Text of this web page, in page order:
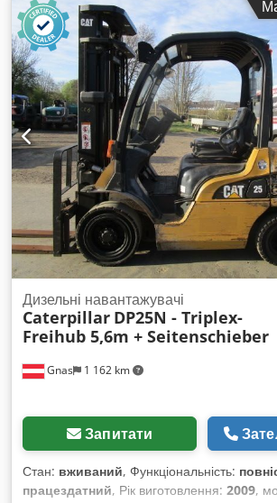
конфігурація осей:
4x4, перша
виготовлення:1998, мотогодини:17 762 h
Обладнання:палетні вилки, повний
Gnas 1 162 km
Дизельні навантажувачі
Caterpillar DP25N - Triplex-
Freihub 5,6m + Seitenschieber
Запитати
Стан: вживаний, Функціональність:
працездатний, Рік виготовлення: 2009,